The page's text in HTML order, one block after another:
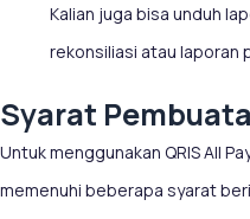
Kalian juga bisa unduh
rekonsiliasi atau laporan
Syarat
Untuk menggunakan QRIS All
memenuhi beberapa syarat